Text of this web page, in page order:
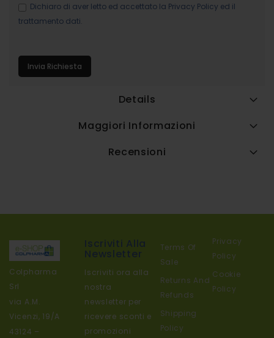
Dichiaro di aver letto ed accettato la Privacy Policy ed il
trattamento dati.
Invia Richiesta
Details
Maggiori Informazioni
Recensioni
Colpharma
Srl
via A.M.
Vicenzi, 19/A
43124 –
Iscriviti ora alla
nostra
newsletter per
ricevere sconti e
promozioni
Terms Of
Sale
Returns And
Refunds
Shipping
Policy
Privacy
Policy
Cookie
Policy